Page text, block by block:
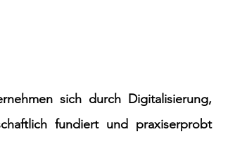
sich durch Digitalisierung,
fundiert und praxiserprobt